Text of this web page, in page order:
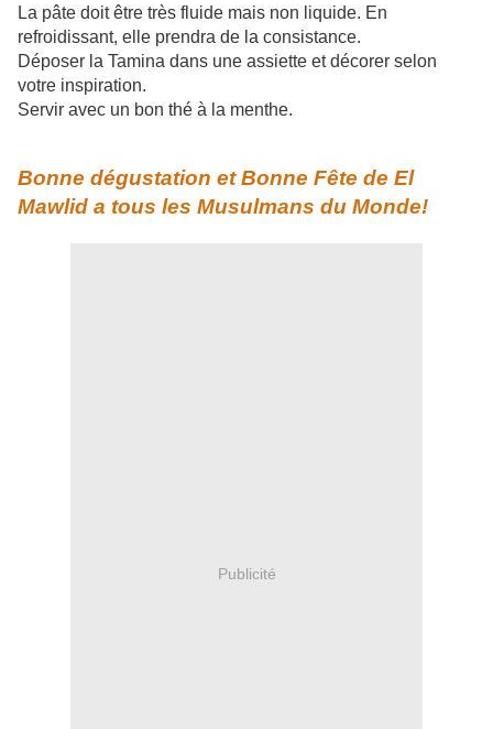
La pâte doit être très fluide mais non liquide. En
refroidissant, elle prendra de la consistance.
Déposer la Tamina dans une assiette et décorer selon
votre inspiration.
Servir avec un bon thé à la menthe.
Bonne dégustation et Bonne Fête de El
Mawlid a tous les Musulmans du Monde!
Publicité